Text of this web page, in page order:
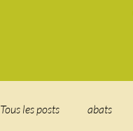
Tous les posts abats